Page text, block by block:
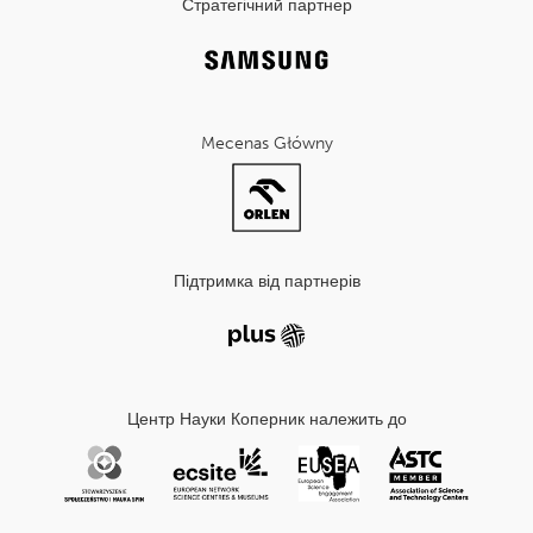
Стратегічний партнер
Mecenas Główny
Підтримка від партнерів
Центр Науки Коперник належить до